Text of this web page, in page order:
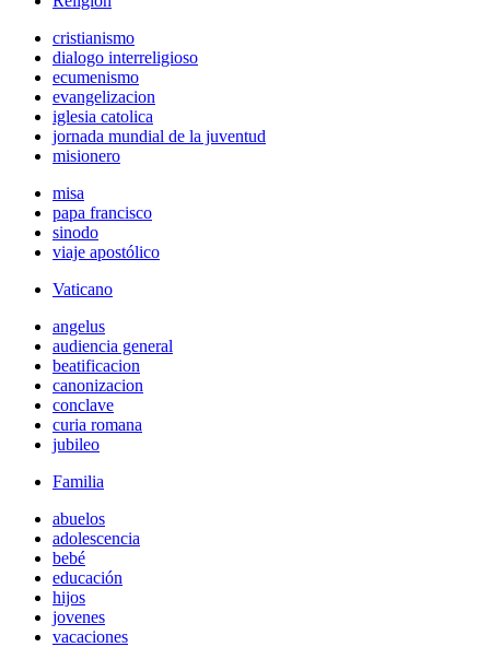
cristianismo
dialogo interreligioso
ecumenismo
evangelizacion
iglesia catolica
jornada mundial de la juventud
misionero
misa
papa francisco
sinodo
viaje apostólico
Vaticano
angelus
audiencia general
beatificacion
canonizacion
conclave
curia romana
jubileo
Familia
abuelos
adolescencia
bebé
educación
hijos
jovenes
vacaciones